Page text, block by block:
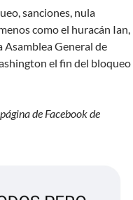
sanciones, nula
como el huracán Ian,
Asamblea General de
el fin del bloqueo
de Facebook de